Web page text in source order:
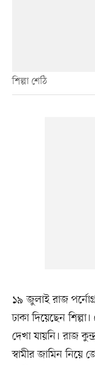
শিল্পা শেঠি
১৯ জুলাই রাজ
ঢাকা দিয়েছেন
দেখা যায়নি। রাজ
স্বামীর জামিন